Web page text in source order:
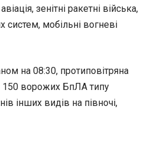
зенітні ракетні війська,
систем, мобільні вогневі
на 08:30, протиповітряна
ворожих БпЛА типу
інших видів на півночі,